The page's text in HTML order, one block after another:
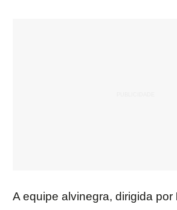
A equipe alvinegra, dirigida por